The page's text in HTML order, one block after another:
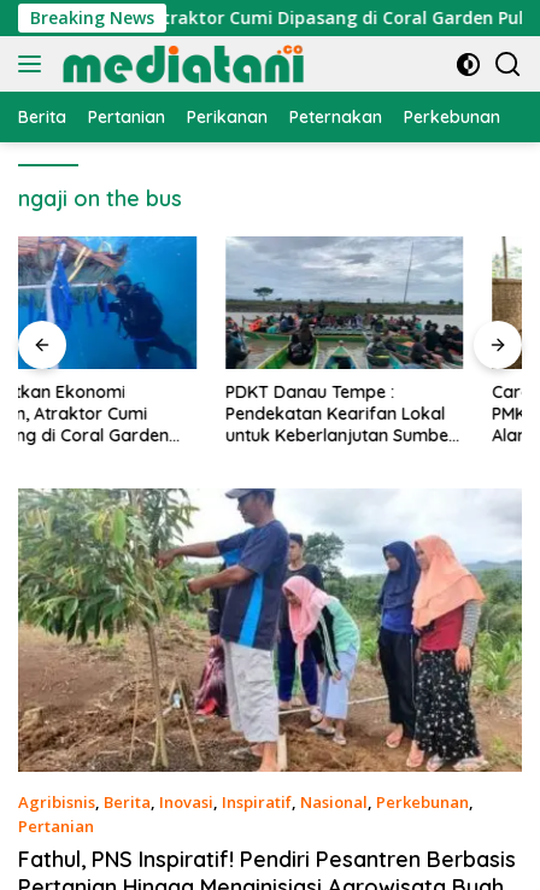
Langsung
ke
konten
Breaking News
Nelayan, Atraktor Cumi Dipasang di Coral Garden Pulau
Berita Pertanian Perikanan Peternakan Perkebunan
ngaji on the bus
PDKT Danau Tempe :
Pendekatan Kearifan Lokal
untuk Keberlanjutan Sumber
Cara Mengatasi Penyakit
PMK pada Sapi Perah Secara
Alami dan Medis
Agribisnis, Berita, Inovasi, Inspiratif, Nasional, Perkebunan,
Pertanian
12 Februari 2021
Fathul, PNS Inspiratif! Pendiri Pesantren Berbasis